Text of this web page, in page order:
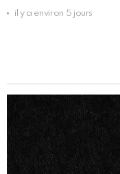
il y a environ 5 jours